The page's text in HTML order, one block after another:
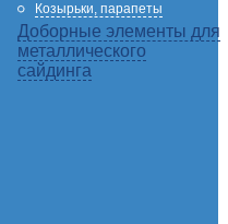
Козырьки, парапеты
Доборные элементы для
металлического
сайдинга